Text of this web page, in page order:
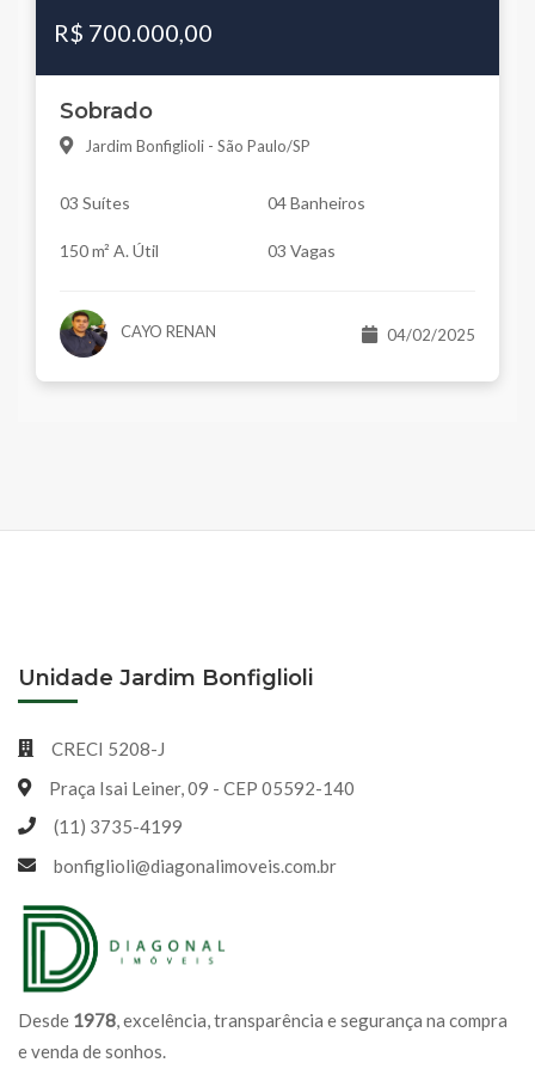
R$ 700.000,00
Sobrado
Jardim Bonfiglioli - São Paulo/SP
03 Suítes 04 Banheiros
150 m² A. Útil 03 Vagas
CAYO RENAN 04/02/2025
Desde 1978 , excelência, transparência e segurança na compra
e venda de sonhos.
Unidade Jardim Bonfiglioli
CRECI 5208-J
Praça Isai Leiner, 09 - CEP 05592-140
(11) 3735-4199
bonfiglioli@diagonalimoveis.com.br